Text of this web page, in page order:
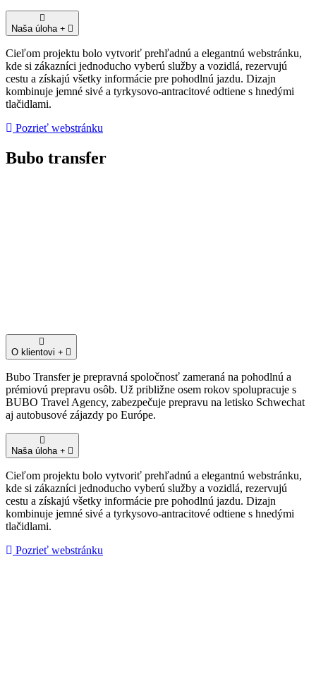
Naša úloha
Cieľom projektu bolo vytvoriť prehľadnú a elegantnú webstránku,
kde si zákazníci jednoducho vyberú služby a vozidlá, rezervujú
cestu a získajú všetky informácie pre pohodlnú jazdu. Dizajn
kombinuje jemné sivé a tyrkysovo-antracitové odtiene s hnedými
tlačidlami.
Pozrieť webstránku
Bubo transfer
O klientovi
Bubo Transfer je prepravná spoločnosť zameraná na pohodlnú a
prémiovú prepravu osôb. Už približne osem rokov spolupracuje s
BUBO Travel Agency, zabezpečuje prepravu na letisko Schwechat
aj autobusové zájazdy po Európe.
Naša úloha
Cieľom projektu bolo vytvoriť prehľadnú a elegantnú webstránku,
kde si zákazníci jednoducho vyberú služby a vozidlá, rezervujú
cestu a získajú všetky informácie pre pohodlnú jazdu. Dizajn
kombinuje jemné sivé a tyrkysovo-antracitové odtiene s hnedými
tlačidlami.
Pozrieť webstránku